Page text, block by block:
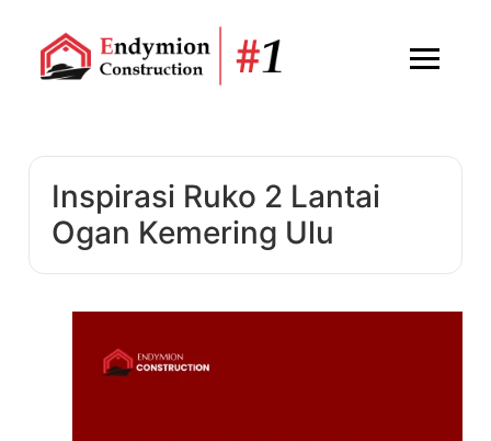
Inspirasi Ruko 2 Lantai
Ogan Kemering Ulu